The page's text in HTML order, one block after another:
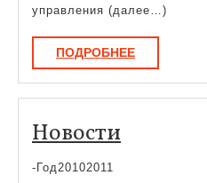
управления (далее…)
ПОДРОБНЕЕПОДРОБНЕЕ
НовостиНовости
-Год20102011